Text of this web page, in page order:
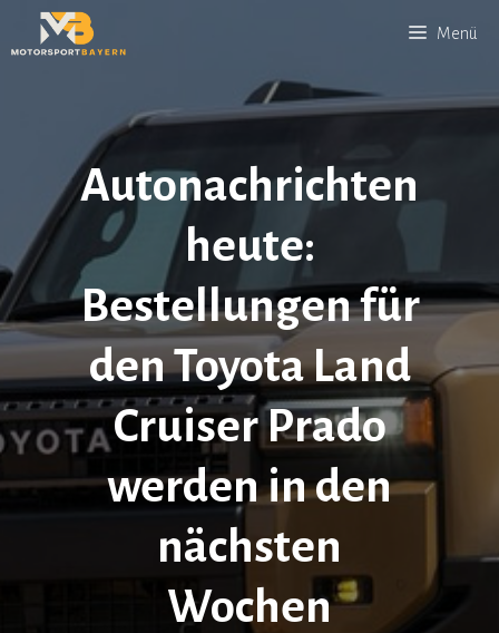
Inhalt
Menü
Autonachrichten
heute:
Bestellungen für
den Toyota Land
Cruiser Prado
werden in den
nächsten
Wochen